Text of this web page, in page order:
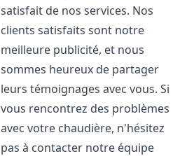
satisfait de nos services. Nos
clients satisfaits sont notre
meilleure publicité, et nous
sommes heureux de partager
leurs témoignages avec vous. Si
vous rencontrez des problèmes
avec votre chaudière, n'hésitez
pas à contacter notre équipe